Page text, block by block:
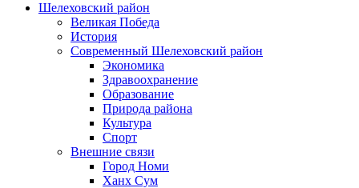
Шелеховский район
Великая Победа
История
Современный Шелеховский район
Экономика
Здравоохранение
Образование
Природа района
Культура
Спорт
Внешние связи
Город Номи
Ханх Сум